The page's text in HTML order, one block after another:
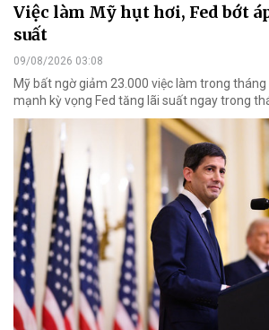
Việc làm Mỹ hụt hơi, Fed bớt
suất
09/08/2026 03:08
Mỹ bất ngờ giảm 23.000 việc làm trong
mạnh kỳ vọng Fed tăng lãi suất ngay trong